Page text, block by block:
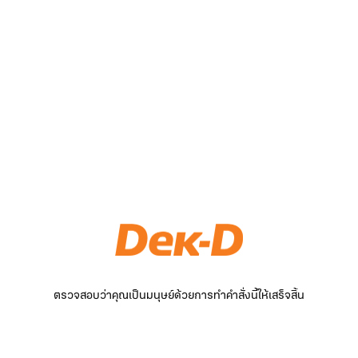
ตรวจสอบว่าคุณเป็นมนุษย์ด้วยการทำคำสั่งนี้ให้เสร็จสิ้น